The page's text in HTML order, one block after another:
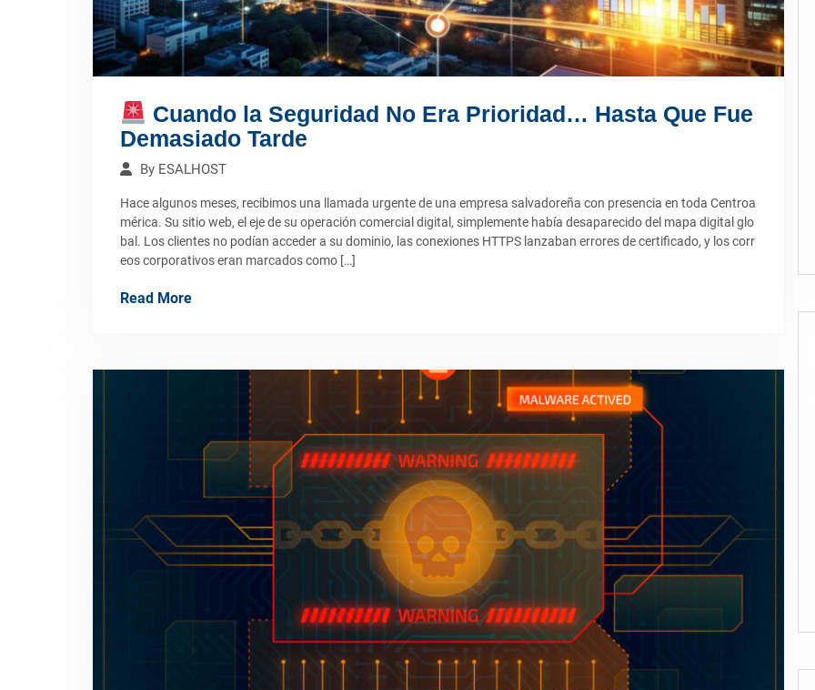
Cuando la Seguridad No Era Prioridad… Hasta Que Fue
Demasiado Tarde
By ESALHOST
Hace algunos meses, recibimos una llamada urgente de una empresa salvadoreña con presencia en toda Centroa
mérica. Su sitio web, el eje de su operación comercial digital, simplemente había desaparecido del mapa digital glo
bal. Los clientes no podían acceder a su dominio, las conexiones HTTPS lanzaban errores de certificado, y los corr
eos corporativos eran marcados como […]
Read More